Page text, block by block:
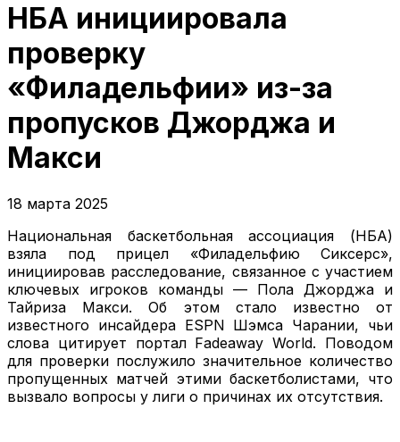
НБА инициировала
проверку
«Филадельфии» из-за
пропусков Джорджа и
Макси
18 марта 2025
Национальная баскетбольная ассоциация (НБА)
взяла под прицел «Филадельфию Сиксерс»,
инициировав расследование, связанное с участием
ключевых игроков команды — Пола Джорджа и
Тайриза Макси. Об этом стало известно от
известного инсайдера ESPN Шэмса Чарании, чьи
слова цитирует портал Fadeaway World. Поводом
для проверки послужило значительное количество
пропущенных матчей этими баскетболистами, что
вызвало вопросы у лиги о причинах их отсутствия.